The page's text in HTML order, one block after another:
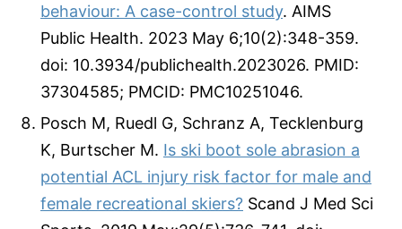
behaviour: A case-control study. AIMS
Public Health. 2023 May 6;10(2):348-359.
doi: 10.3934/publichealth.2023026. PMID:
37304585; PMCID: PMC10251046.
Posch M, Ruedl G, Schranz A, Tecklenburg
K, Burtscher M. Is ski boot sole abrasion a
potential ACL injury risk factor for male and
female recreational skiers? Scand J Med Sci